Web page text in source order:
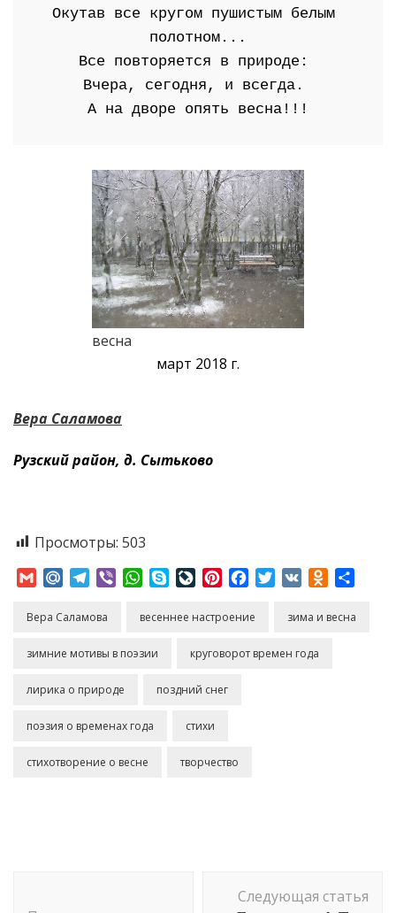
Окутав все кругом пушистым белым
полотном...
Все повторяется в природе:
Вчера, сегодня, и всегда.
А на дворе опять весна!!!
весна
март 2018 г.
Вера Саламова
Рузский район, д. Сытьково
Просмотры: 503
GmailMail.RuTelegram
Viber WhatsApp
SkypeLiveJournal
PinterestFacebookTwitter
VK
Вера Саламова весеннее настроение зима и весна
зимние мотивы в поэзии круговорот времен года
лирика о природе поздний снег
поэзия о временах года стихи
стихотворение о весне творчество
по Следующая статья